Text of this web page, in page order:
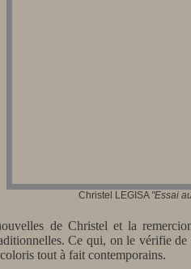
Christel LEGISA "Essai
de Christel et la
Ce qui, on le vérifie
tout à fait contemporains.